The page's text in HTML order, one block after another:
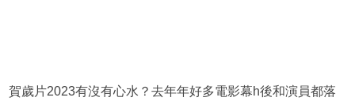
賀歲片2023有沒有心水？去年年好多電影幕h後和演員都落